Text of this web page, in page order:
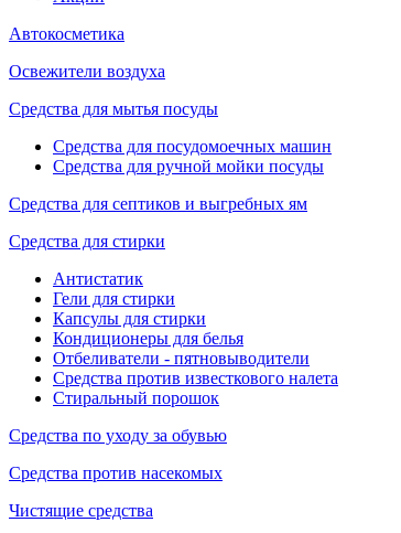
Автокосметика
Освежители воздуха
Средства для мытья посуды
Средства для посудомоечных машин
Средства для ручной мойки посуды
Средства для септиков и выгребных ям
Средства для стирки
Антистатик
Гели для стирки
Капсулы для стирки
Кондиционеры для белья
Отбеливатели - пятновыводители
Средства против известкового налета
Стиральный порошок
Средства по уходу за обувью
Средства против насекомых
Чистящие средства